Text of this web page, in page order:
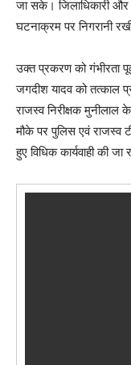
जा सके। जिलाधिकारी
घटनाक्रम पर निगरानी
उक्त प्रकरण को गंभीरता
जगदीश यादव को तत्काल
राजस्व निरीक्षक मुनीलाल
मौके पर पुलिस एवं राजस्व
हुए विधिक कार्यवाही की